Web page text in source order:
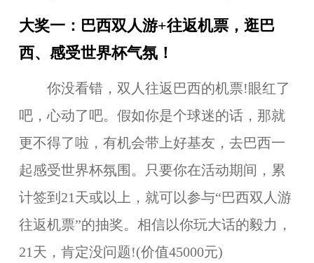
大奖一：巴西双人游+往返机票，逛巴
西、感受世界杯气氛！
你没看错，双人往返巴西的机票!眼红了
吧，心动了吧。假如你是个球迷的话，那就
更不得了啦，有机会带上好基友，去巴西一
起感受世界杯氛围。只要你在活动期间，累
计签到 21 天或以上，就可以参与“巴西双人游
往返机票”的抽奖。相信以你玩大话的毅力，
21天，肯定没问题!(价值45000元)